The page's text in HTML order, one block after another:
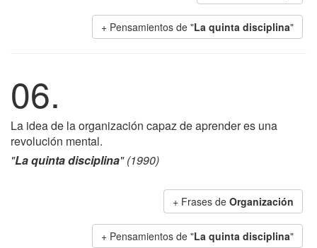
+ Pensamientos de "La quinta disciplina"
06.
La idea de la organización capaz de aprender es una
revolución mental.
"La quinta disciplina" (1990)
+ Frases de Organización
+ Pensamientos de "La quinta disciplina"